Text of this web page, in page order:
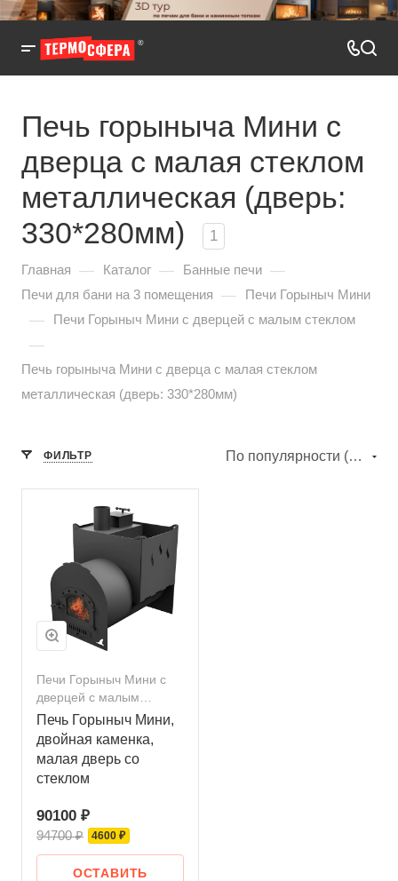
Печь горыныча Мини с
дверца с малая стеклом
металлическая (дверь:
330*280мм)
1
Главная — Каталог — Банные печи —
Печи для бани на 3 помещения — Печи Горыныч Мини
— Печи Горыныч Мини с дверцей с малым стеклом
—
Печь горыныча Мини с дверца с малая стеклом
металлическая (дверь: 330*280мм)
ФИЛЬТР По популярности (убывание)
Печи Горыныч Мини с
дверцей с малым
стеклом
Печь Горыныч Мини,
двойная каменка,
малая дверь со
стеклом
90100 ₽
94700 ₽ 4600 ₽
ОСТАВИТЬ